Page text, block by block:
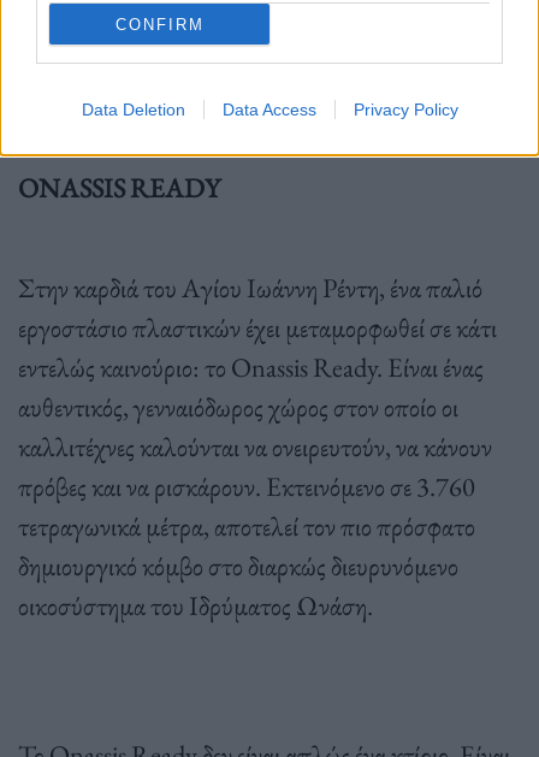
CONFIRM
Data Deletion Data Access Privacy Policy
Νυρεμβέργης από το 2014 έως το 2019.
ONASSIS READY
Στην καρδιά του Αγίου Ιωάννη Ρέντη, ένα παλιό
εργοστάσιο πλαστικών έχει μεταμορφωθεί σε κάτι
εντελώς καινούριο: το Onassis Ready. Είναι ένας
αυθεντικός, γενναιόδωρος χώρος στον οποίο οι
καλλιτέχνες καλούνται να ονειρευτούν, να κάνουν
πρόβες και να ρισκάρουν. Εκτεινόμενο σε 3.760
τετραγωνικά μέτρα, αποτελεί τον πιο πρόσφατο
δημιουργικό κόμβο στο διαρκώς διευρυνόμενο
οικοσύστημα του Ιδρύματος Ωνάση.